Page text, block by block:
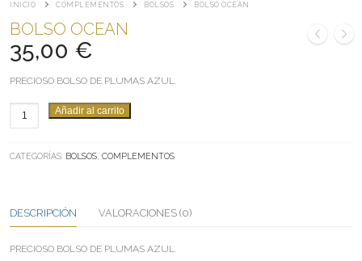
INICIO COMPLEMENTOS BOLSOS BOLSO OCEAN
BOLSO OCEAN
35,00 €
PRECIOSO BOLSO DE PLUMAS AZUL.
BOLSO
OCEAN
Añadir al carrito
CATEGORÍAS: BOLSOS COMPLEMENTOS
DESCRIPCIÓN VALORACIONES (0)
PRECIOSO BOLSO DE PLUMAS AZUL.